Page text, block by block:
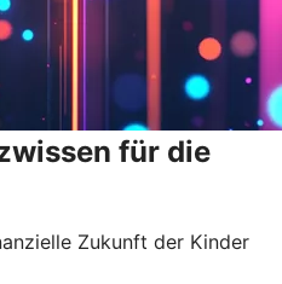
für die
Zukunft der Kinder